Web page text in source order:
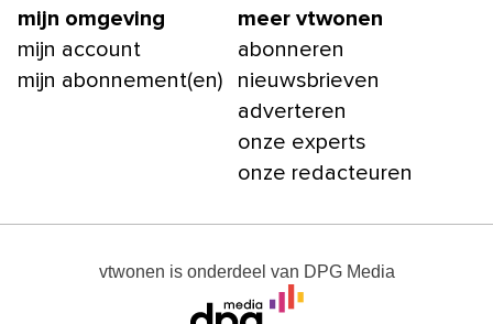
mijn omgeving
mijn account
mijn abonnement(en)
meer vtwonen
abonneren
nieuwsbrieven
adverteren
onze experts
onze redacteuren
vtwonen is onderdeel van DPG Media